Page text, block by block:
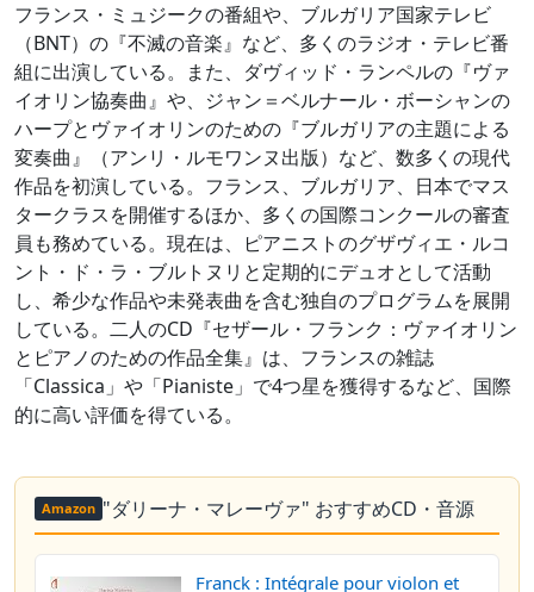
フランス・ミュジークの番組や、ブルガリア国家テレビ
（BNT）の『不滅の音楽』など、多くのラジオ・テレビ番
組に出演している。また、ダヴィッド・ランペルの『ヴァ
イオリン協奏曲』や、ジャン＝ベルナール・ボーシャンの
ハープとヴァイオリンのための『ブルガリアの主題による
変奏曲』（アンリ・ルモワンヌ出版）など、数多くの現代
作品を初演している。フランス、ブルガリア、日本でマス
タークラスを開催するほか、多くの国際コンクールの審査
員も務めている。現在は、ピアニストのグザヴィエ・ルコ
ント・ド・ラ・ブルトヌリと定期的にデュオとして活動
し、希少な作品や未発表曲を含む独自のプログラムを展開
している。二人のCD『セザール・フランク：ヴァイオリン
とピアノのための作品全集』は、フランスの雑誌
「Classica」や「Pianiste」で4つ星を獲得するなど、国際
的に高い評価を得ている。
Amazon "ダリーナ・マレーヴァ" おすすめCD・音源
Franck : Intégrale pour violon et